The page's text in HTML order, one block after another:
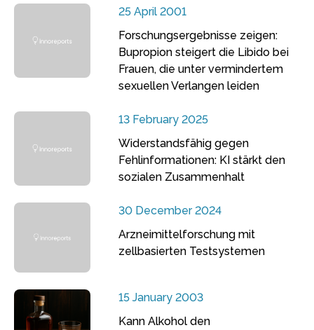
25 April 2001
Forschungsergebnisse zeigen:
Bupropion steigert die Libido bei
Frauen, die unter vermindertem
sexuellen Verlangen leiden
13 February 2025
Widerstandsfähig gegen
Fehlinformationen: KI stärkt den
sozialen Zusammenhalt
30 December 2024
Arzneimittelforschung mit
zellbasierten Testsystemen
15 January 2003
Kann Alkohol den